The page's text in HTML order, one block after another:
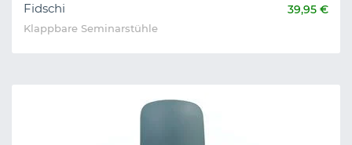
Fidschi 39,95 €
Klappbare Seminarstühle